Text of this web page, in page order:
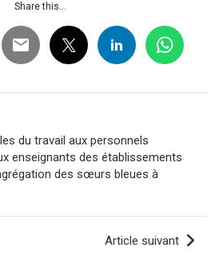
Share this...
du travail aux personnels
enseignants des établissements
des sœurs bleues à
Article suivant